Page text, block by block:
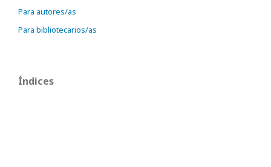
Para autores/as
Para bibliotecarios/as
Índices